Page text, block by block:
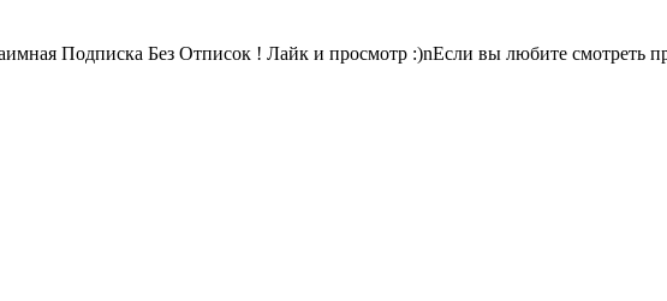
Подписка Без Отписок ! Лайк и просмотр :)nЕсли вы любите смотреть